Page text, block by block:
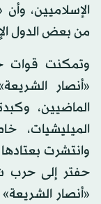
الإسلاميين،
من بعض الدول
وتمكنت قوات
«أنصار
الماضيين،
الميليشيات،
وانتشرت
حفتر إلى حرب
«أنصار